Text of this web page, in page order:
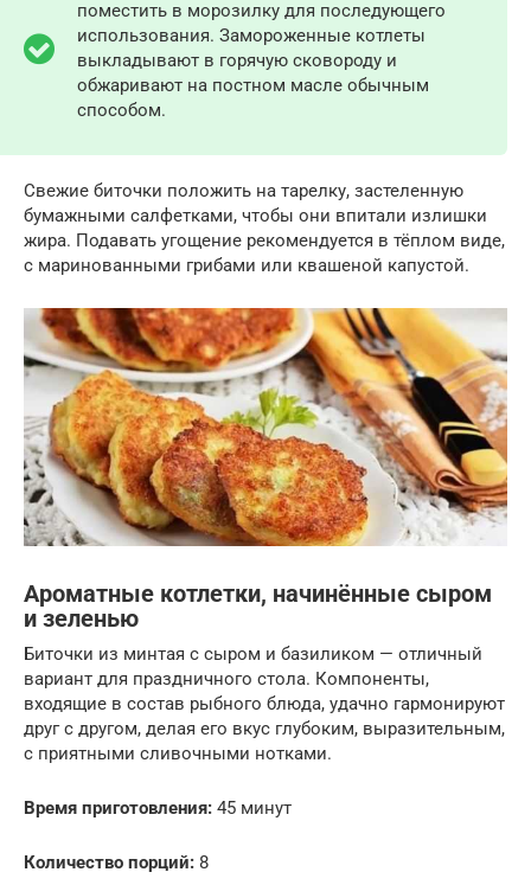
поместить в морозилку для последующего
использования. Замороженные котлеты
выкладывают в горячую сковороду и
обжаривают на постном масле обычным
способом.
Свежие биточки положить на тарелку, застеленную
бумажными салфетками, чтобы они впитали излишки
жира. Подавать угощение рекомендуется в тёплом виде,
с маринованными грибами или квашеной капустой.
Ароматные котлетки, начинённые сыром
и зеленью
Биточки из минтая с сыром и базиликом — отличный
вариант для праздничного стола. Компоненты,
входящие в состав рыбного блюда, удачно гармонируют
друг с другом, делая его вкус глубоким, выразительным,
с приятными сливочными нотками.
Время приготовления: 45 минут
Количество порций: 8